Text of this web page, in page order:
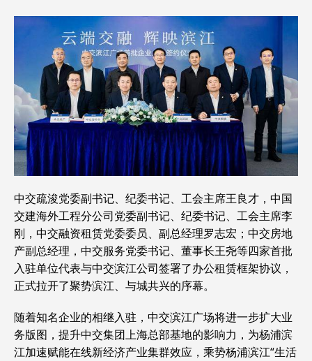
中交疏浚党委副书记、纪委书记、工会主席王良才，中国
交建海外工程分公司党委副书记、纪委书记、工会主席李
刚，中交融资租赁党委委员、副总经理罗志宏；中交房地
产副总经理，中交服务党委书记、董事长王尧等四家首批
入驻单位代表与中交滨江公司签署了办公租赁框架协议，
正式拉开了聚势滨江、与城共兴的序幕。
随着知名企业的相继入驻，中交滨江广场将进一步扩大业
务版图，提升中交集团上海总部基地的影响力，为杨浦滨
江加速赋能在线新经济产业集群效应，乘势杨浦滨江“生活